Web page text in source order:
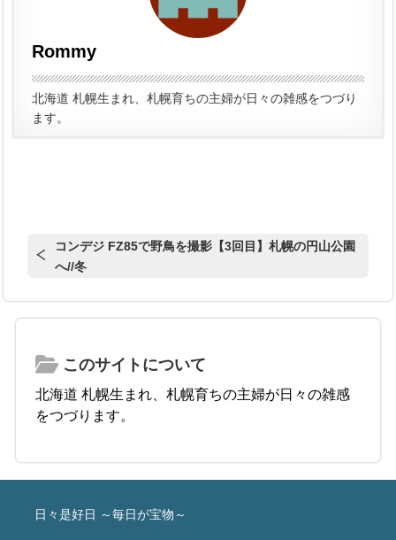
Rommy
北海道 札幌生まれ、札幌育ちの主婦が日々の雑感をつづり
ます。
コンデジ FZ85で野鳥を撮影【3回目】札幌の円山公園
へ//冬
このサイトについて
北海道 札幌生まれ、札幌育ちの主婦が日々の雑感
をつづります。
日々是好日 ～毎日が宝物～